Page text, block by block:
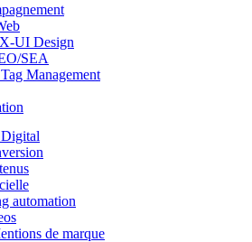
UI Design
SEA
Management
automation
de marque